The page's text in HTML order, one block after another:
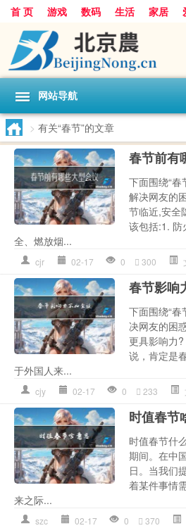
首 页 游戏 数码 生活 家居
互联网
手机 购物
网站导航
> 有关“春节”的文章
春节前有
下面围绕“春
解决网友的
节临近,安全
该包括:1. 防
全、燃放烟...
cjr 02-17 0 300
春节影响
下面围绕“
决网友的困
更具影响力
说，肯定是
于外国人来...
cjy 02-17 0 233
时值春节
时值春节什
期间。在中
日。当我们
着某件事情
来之际...
szc 02-17 0 370